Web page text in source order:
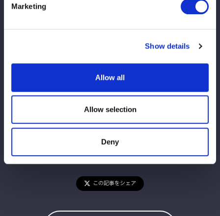
Marketing
Show details
Allow all
Allow selection
Deny
開 場 16:15（FC先行入場／16:00）
https://wwr-stardom.com/schedule/20251220_imabar
この記事をシェア